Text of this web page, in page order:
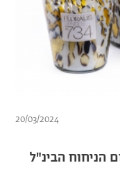
20/03/2024
הניחוח הבינ"ל